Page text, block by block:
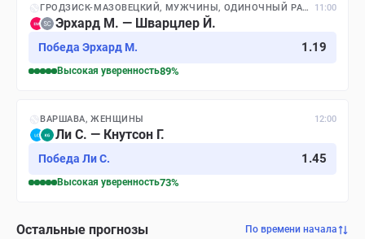
ГРОДЗИСК-МАЗОВЕЦКИЙ, МУЖЧИНЫ, ОДИНОЧНЫЙ РАЗРЯД 11:00
Эрхард М. — Шварцлер Й.
Победа Эрхард М. 1.19
Высокая уверенность89%
ВАРШАВА, ЖЕНЩИНЫ 12:00
Ли С. — Кнутсон Г.
Победа Ли С. 1.45
Высокая уверенность73%
Остальные прогнозы По времени начала